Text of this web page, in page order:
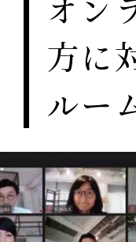
オン
方に
ルー